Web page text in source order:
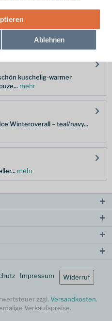
170100-90-100
kuschelig-warmer
mehr
Winteroverall – teal/navy...
mehr
Impressum Widerruf
zzgl. Versandkosten.
Verkaufspreise.
Ablehnen